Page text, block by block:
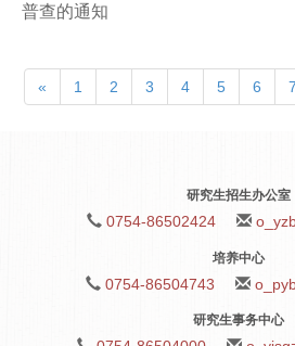
普查的通知
« 1 2 3 4 5 6 7
研究生招生办公室
0754-86502424
培养中心
0754-86504743
研究生事务中心